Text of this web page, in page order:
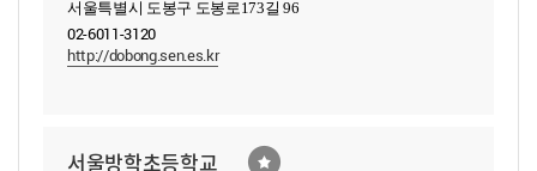
서울특별시 도봉구 도봉로173길 96
02-6011-3120
http://dobong.sen.es.kr
서울방학초등학교